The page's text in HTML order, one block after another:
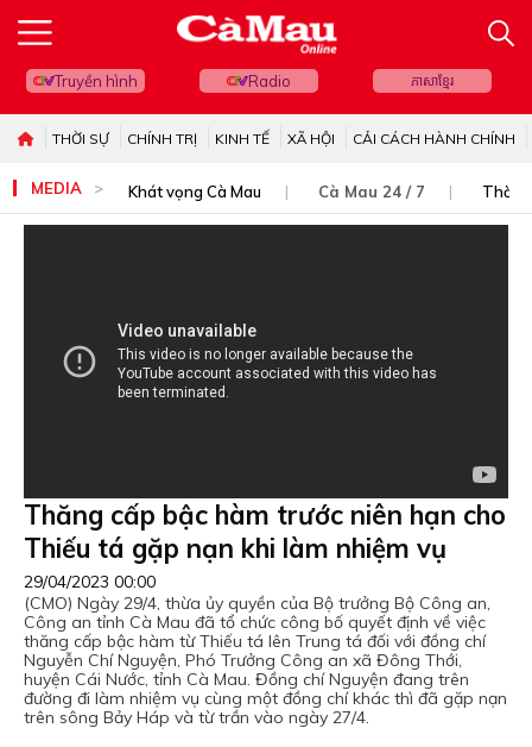
Truyền hình Radio ភាសាខ្មែរ
THỜI SỰ CHÍNH TRỊ KINH TẾ XÃ HỘI CẢI CÁCH HÀNH CHÍNH
MEDIA Khát vọng Cà Mau Cà Mau 24 / 7 Thời
Thăng cấp bậc hàm trước niên hạn cho
Thiếu tá gặp nạn khi làm nhiệm vụ
29/04/2023 00:00
(CMO) Ngày 29/4, thừa ủy quyền của Bộ trưởng Bộ Công an,
Công an tỉnh Cà Mau đã tổ chức công bố quyết định về việc
thăng cấp bậc hàm từ Thiếu tá lên Trung tá đối với đồng chí
Nguyễn Chí Nguyện, Phó Trưởng Công an xã Đông Thới,
huyện Cái Nước, tỉnh Cà Mau. Đồng chí Nguyện đang trên
đường đi làm nhiệm vụ cùng một đồng chí khác thì đã gặp nạn
trên sông Bảy Háp và từ trần vào ngày 27/4.